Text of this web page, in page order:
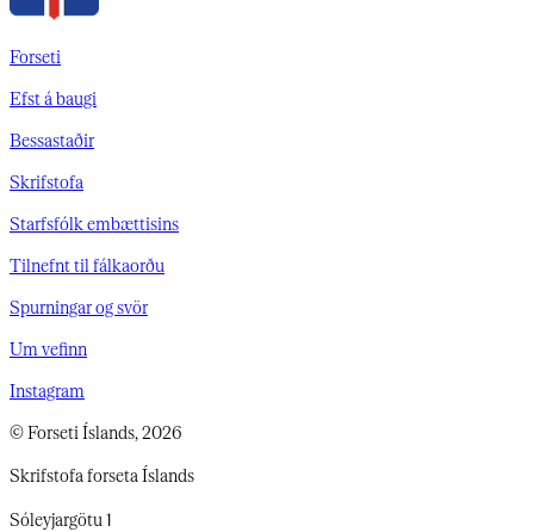
Forseti
Efst á baugi
Bessastaðir
Skrifstofa
Starfsfólk embættisins
Tilnefnt til fálkaorðu
Spurningar og svör
Um vefinn
Instagram
© Forseti Íslands, 2026
Skrifstofa forseta Íslands
Sóleyjargötu 1